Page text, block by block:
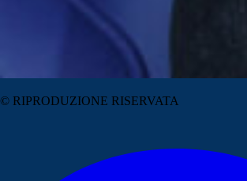
© RIPRODUZIONE RISERVATA